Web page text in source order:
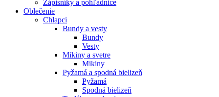
Zápisníky a pohľadnice
Oblečenie
Chlapci
Bundy a vesty
Bundy
Vesty
Mikiny a svetre
Mikiny
Pyžamá a spodná bielizeň
Pyžamá
Spodná bielizeň